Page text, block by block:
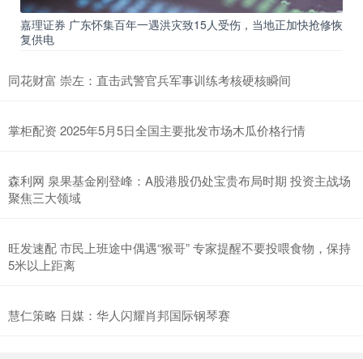
嘉理证券 广东怀集百年一遇洪灾致15人受伤，当地正加快抢修恢
复供电
同花财富 崇左：直击武警官兵军事训练考核硬核瞬间
掌柜配资 2025年5月5日全国主要批发市场木瓜价格行情
森利网 泉果基金刚登峰：A股港股仍处宝贵布局时期 投资主战场
聚焦三大领域
旺发速配 市民上班途中偶遇“猴哥” 专家提醒不要投喂食物，保持
5米以上距离
慧仁策略 日媒：华人闪耀肖邦国际钢琴赛